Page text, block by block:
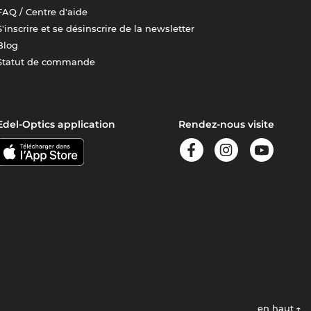
/ Centre d'aide
et se désinscrire de la newsletter
de commande
Optics application Rendez-nous visite
en haut